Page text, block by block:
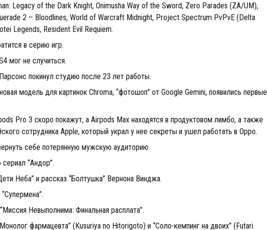
Legacy of the Dark Knight, Onimusha Way of the Sword, Zero Parades (ZA/UM),
2 – Bloodlines, World of Warcraft Midnight, Project Spectrum PvPvE (Delta
Legends, Resident Evil Requiem.
в серию игр.
мог не случиться.
покинул студию после 23 лет работы.
модель для картинок Chroma, “фотошоп” от Google Gemini, появились первые
Pro 3 скоро покажут, а Airpods Max находятся в продуктовом лимбо, а также
сотрудника Apple, который украл у нее секреты и ушел работать в Oppo.
себе потерянную мужскую аудиторию.
“Андор”.
Неба” и рассказ “Болтушка” Вернона Винджа.
Невыполнима: Финальная расплата”.
фармацевта” (Kusuriya no Hitorigoto) и “Соло-кемпинг на двоих” (Futari